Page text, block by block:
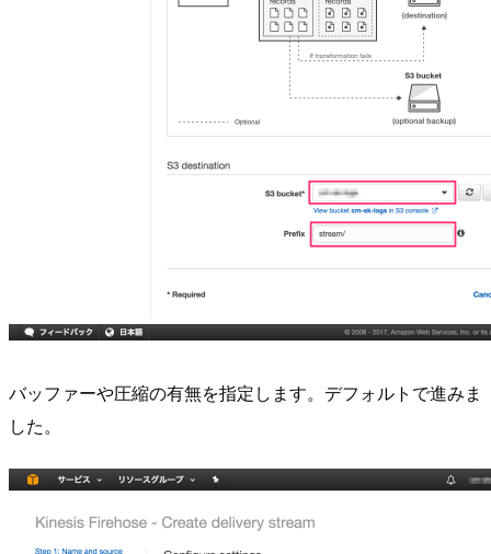
バッファーや圧縮の有無を指定します。デフォルトで進みま
した。